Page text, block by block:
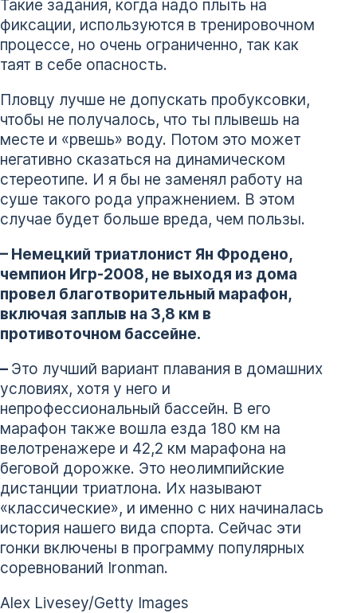
Такие задания, когда надо плыть на
фиксации, используются в тренировочном
процессе, но очень ограниченно, так как
таят в себе опасность.
Пловцу лучше не допускать пробуксовки,
чтобы не получалось, что ты плывешь на
месте и «рвешь» воду. Потом это может
негативно сказаться на динамическом
стереотипе. И я бы не заменял работу на
суше такого рода упражнением. В этом
случае будет больше вреда, чем пользы.
– Немецкий триатлонист Ян Фродено,
чемпион Игр-2008, не выходя из дома
провел благотворительный марафон,
включая заплыв на 3,8 км в
противоточном бассейне.
– Это лучший вариант плавания в домашних
условиях, хотя у него и
непрофессиональный бассейн. В его
марафон также вошла езда 180 км на
велотренажере и 42,2 км марафона на
беговой дорожке. Это неолимпийские
дистанции триатлона. Их называют
«классические», и именно с них начиналась
история нашего вида спорта. Сейчас эти
гонки включены в программу популярных
соревнований Ironman.
Alex Livesey/Getty Images